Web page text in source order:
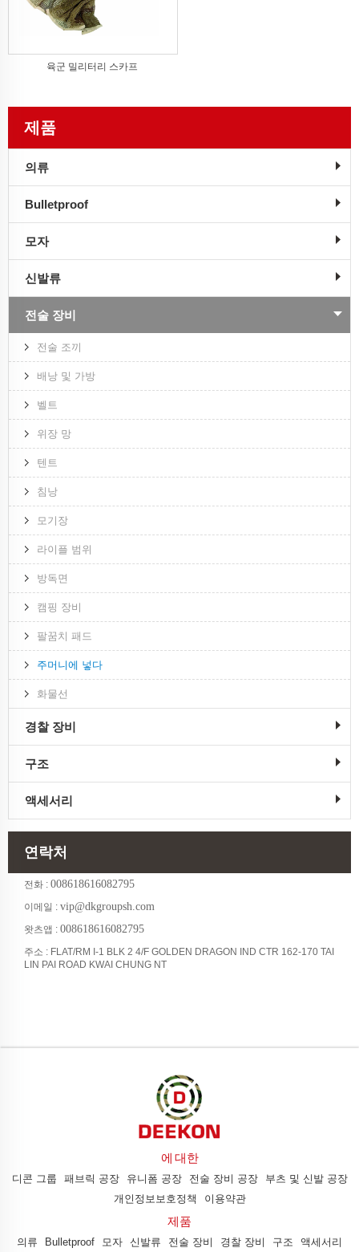
육군 밀리터리 스카프
제품
의류
Bulletproof
모자
신발류
전술 장비
전술 조끼
배낭 및 가방
벨트
위장 망
텐트
침낭
모기장
라이플 범위
방독면
캠핑 장비
팔꿈치 패드
주머니에 넣다
화물선
경찰 장비
구조
액세서리
연락처
전화 : 008618616082795
이메일 : vip@dkgroupsh.com
왓츠앱 : 008618616082795
주소 : FLAT/RM I-1 BLK 2 4/F GOLDEN DRAGON IND CTR 162-170 TAI
LIN PAI ROAD KWAI CHUNG NT
에 대한
디콘 그룹 패브릭 공장 유니폼 공장 전술 장비 공장
부츠 및 신발 공장
개인정보보호정책
이용약관
제품
의류 Bulletproof 모자 신발류 전술 장비 경찰 장비 구조 액세서리